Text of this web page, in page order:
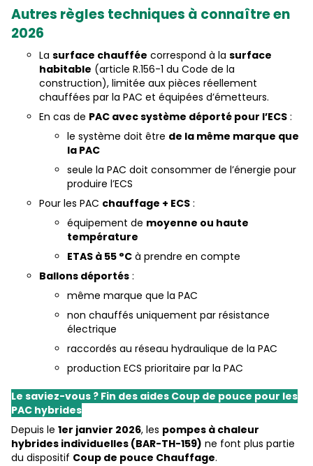
Autres règles techniques à connaître en
2026
La surface chauffée correspond à la surface
habitable (article R.156-1 du Code de la
construction), limitée aux pièces réellement
chauffées par la PAC et équipées d’émetteurs.
En cas de PAC avec système déporté pour l’ECS :
le système doit être de la même marque que
la PAC
seule la PAC doit consommer de l’énergie pour
produire l’ECS
Pour les PAC chauffage + ECS :
équipement de moyenne ou haute
température
ETAS à 55 °C à prendre en compte
Ballons déportés :
même marque que la PAC
non chauffés uniquement par résistance
électrique
raccordés au réseau hydraulique de la PAC
production ECS prioritaire par la PAC
Le saviez-vous ? Fin des aides Coup de pouce pour les
PAC hybrides
Depuis le 1er janvier 2026, les pompes à chaleur
hybrides individuelles (BAR-TH-159) ne font plus partie
du dispositif Coup de pouce Chauffage.